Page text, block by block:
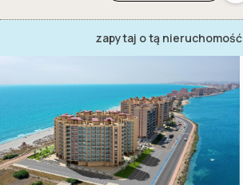
zapytaj o tą nieruchomość